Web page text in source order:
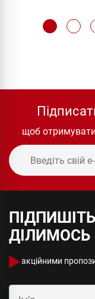
щоб отримувати
ДІЛИМОСЬ
акційними